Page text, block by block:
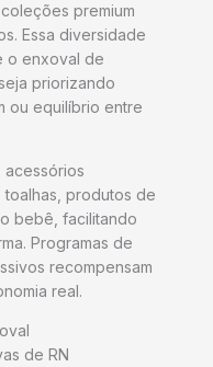
premium
Essa diversidade
o enxoval de
priorizando
ou equilíbrio entre
toalhas, produtos de
bebê, facilitando
Programas de
recompensam
real.
de RN